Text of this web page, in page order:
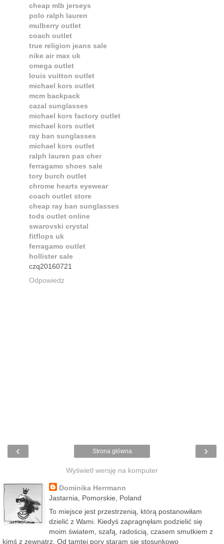
cheap mlb jerseys
polo ralph lauren
mulberry outlet
coach outlet
true religion jeans sale
nike air max uk
omega outlet
louis vuitton outlet
michael kors outlet
mcm backpack
cazal sunglasses
michael kors factory outlet
michael kors outlet
ray ban sunglasses
michael kors outlet
ralph lauren pas cher
ferragamo shoes sale
tory burch outlet
chrome hearts eyewear
coach outlet store
cheap ray ban sunglasses
tods outlet online
swarovski crystal
fitflops uk
ferragamo outlet
hollister sale
czq20160721
Odpowiedz
‹ ›
Strona główna
Wyświetl wersję na komputer
Dominika Herrmann
Jastarnia, Pomorskie, Poland
To miejsce jest przestrzenią, którą postanowiłam
dzielić z Wami. Kiedyś zapragnęłam podzielić się
moim światem, szafą, radością, czasem smutkiem z
kimś z zewnątrz. Od tamtej pory staram się stosunkowo